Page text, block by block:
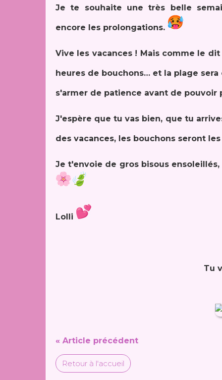
Je te souhaite une très belle
encore les prolongations.
Vive les vacances ! Mais comme le
heures de bouchons… et la plage
s'armer de patience avant de
J'espère que tu vas bien, que tu
des vacances, les bouchons seront
Je t'envoie de gros bisous
Lolli
Tu
« Article précédent
Retour à l'accueil